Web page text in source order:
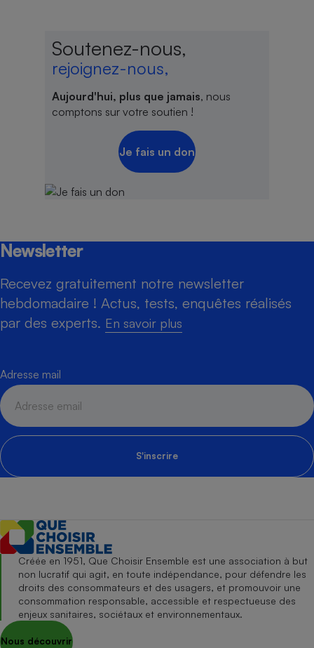
Soutenez-nous,
rejoignez-nous,
Aujourd'hui, plus que jamais, nous
comptons sur votre soutien !
Je fais un don
Newsletter
Recevez gratuitement notre newsletter
hebdomadaire ! Actus, tests, enquêtes réalisés
par des experts. En savoir plus
Adresse mail
S'inscrire
Créée en 1951, Que Choisir Ensemble est une association à but
non lucratif qui agit, en toute indépendance, pour défendre les
droits des consommateurs et des usagers, et promouvoir une
consommation responsable, accessible et respectueuse des
enjeux sanitaires, sociétaux et environnementaux.
Nous découvrir